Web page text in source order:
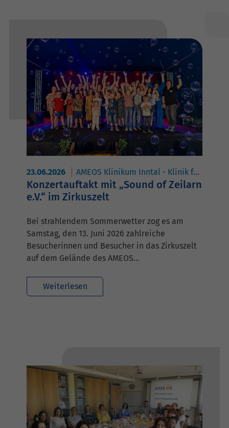
23.06.2026 AMEOS Klinikum Inntal - Klinik für Familienpsychosomatik
Konzertauftakt mit „Sound of Zeilarn
e.V.“ im Zirkuszelt
Bei strahlendem Sommerwetter zog es am
Samstag, den 13. Juni 2026 zahlreiche
Besucherinnen und Besucher in das Zirkuszelt
auf dem Gelände des AMEOS…
Weiterlesen